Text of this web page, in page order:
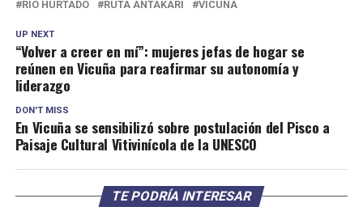
RIO HURTADO
RUTA ANTAKARI VICUÑA
UP NEXT
“Volver a creer en mí”: mujeres jefas de hogar se
reúnen en Vicuña para reafirmar su autonomía y
liderazgo
DON'T MISS
En Vicuña se sensibilizó sobre postulación del Pisco a
Paisaje Cultural Vitivinícola de la UNESCO
TE PODRÍA INTERESAR